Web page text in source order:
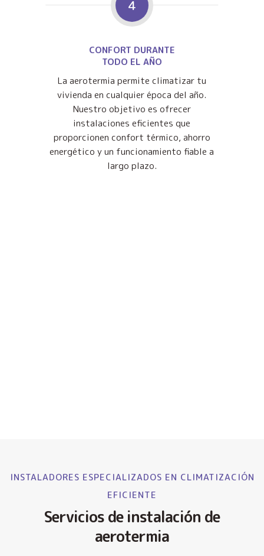
4
CONFORT DURANTE
TODO EL AÑO
La aerotermia permite climatizar tu
vivienda en cualquier época del año.
Nuestro objetivo es ofrecer
instalaciones eficientes que
proporcionen confort térmico, ahorro
energético y un funcionamiento fiable a
largo plazo.
INSTALADORES ESPECIALIZADOS EN CLIMATIZACIÓN
EFICIENTE
Servicios de instalación de
aerotermia